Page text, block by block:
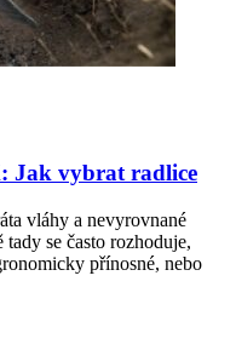
Jak vybrat radlice
vláhy a nevyrovnané
se často rozhoduje,
přínosné, nebo